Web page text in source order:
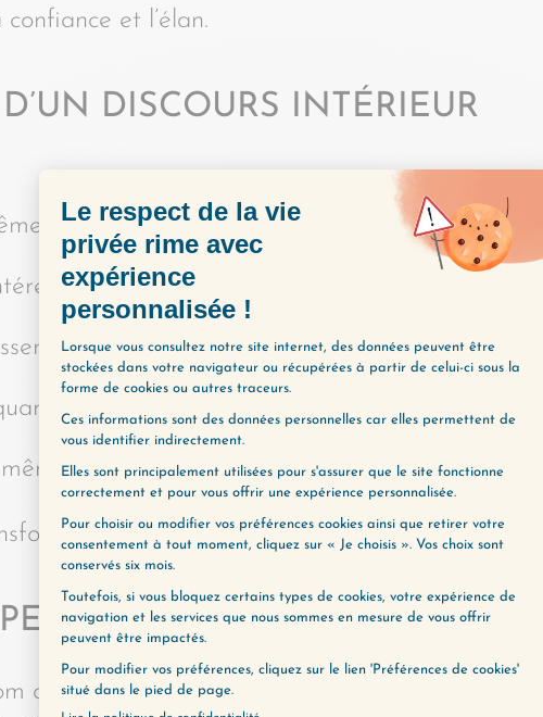
et l’élan.
DISCOURS INTÉRIEUR
équipe.”
est valide.”
c’est difficile.”
quand ce n’est pas confortable.”
profondément la relation à soi.
NOM AFFECTUEUX
complice pour vous adresser à vous-même. Un